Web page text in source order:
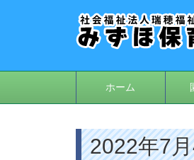
ホーム
2022年7